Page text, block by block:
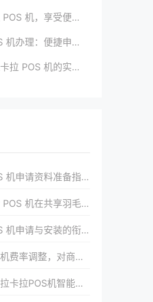
享受便捷支付体验的秘籍
便捷申请，放心使用超安心
机的实用攻略分享超靠谱
申请资料准备指南
享羽毛球场租赁支付的便捷支付方式
申请与安装的衔接要点
整，对商家的影响是什么？
POS机智能化发展趋势